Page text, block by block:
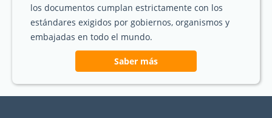
los documentos cumplan estrictamente con los
estándares exigidos por gobiernos, organismos y
embajadas en todo el mundo.
Saber más